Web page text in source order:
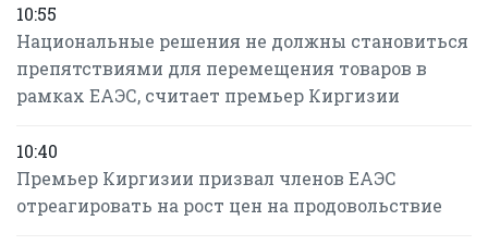
10:55
Национальные решения не должны становиться
препятствиями для перемещения товаров в
рамках ЕАЭС, считает премьер Киргизии
10:40
Премьер Киргизии призвал членов ЕАЭС
отреагировать на рост цен на продовольствие